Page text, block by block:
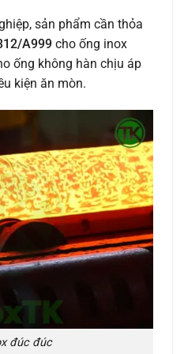
sản phẩm cần thỏa
A999 cho ống inox
ống không hàn chịu áp
kiện ăn mòn.
đúc đúc